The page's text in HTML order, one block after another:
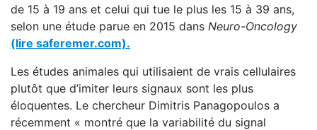
de 15 à 19 ans et celui qui tue le plus les 15 à 39 ans,
selon une étude parue en 2015 dans Neuro-Oncology
(lire saferemer.com).
Les études animales qui utilisaient de vrais cellulaires
plutôt que d’imiter leurs signaux sont les plus
éloquentes. Le chercheur Dimitris Panagopoulos a
récemment « montré que la variabilité du signal